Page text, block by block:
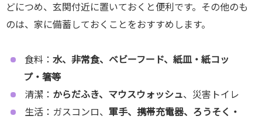
どにつめ、玄関付近に置いておくと便利です。その他のも
のは、家に備蓄しておくことをおすすめします。
食料： 水、非常食、ベビーフード、紙皿・紙コッ
プ・箸等
清潔： からだふき、マウスウォッシュ、災害トイレ
生活：ガスコンロ、 軍手、携帯充電器、ろうそく・